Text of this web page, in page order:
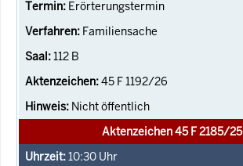
Erörterungstermin
Familiensache
112 B
45 F 1192/26
Nicht öffentlich
Aktenzeichen 45 F 2185/25
10:30 Uhr